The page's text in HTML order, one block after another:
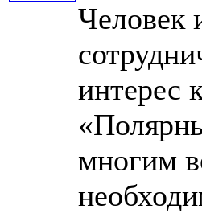
Человек
интерес
многим